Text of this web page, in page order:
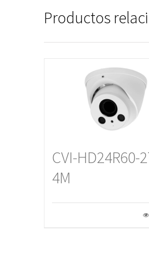
Productos
CVI-HD24R60-
4M